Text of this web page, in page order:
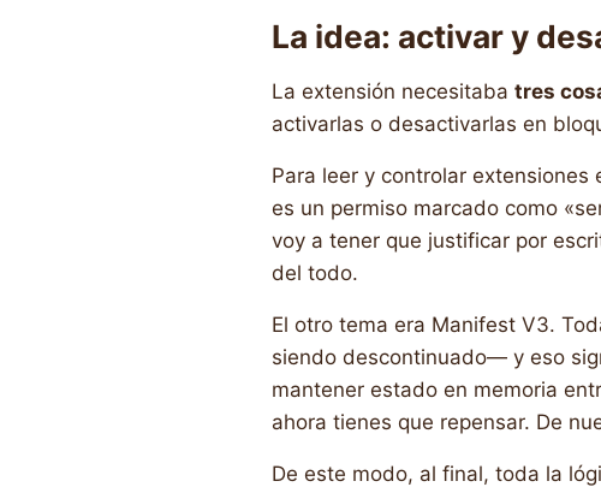
La idea: activar y
La extensión necesitaba tres
activarlas o desactivarlas en
Para leer y controlar extensiones
es un permiso marcado como
voy a tener que justificar por
del todo.
El otro tema era Manifest V3.
siendo descontinuado— y eso
mantener estado en memoria
ahora tienes que repensar. De
De este modo, al final, toda la